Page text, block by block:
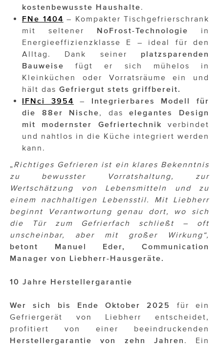
kostenbewusste Haushalte.
FNe 1404 – Kompakter Tischgefrierschrank
mit seltener NoFrost-Technologie
in
Energieeffizienzklasse E – ideal für den
Alltag. Dank seiner platzsparenden
Bauweise
fügt er sich mühelos in
Kleinküchen oder Vorratsräume ein und
hält das Gefriergut stets griffbereit.
IFNci 3954 – Integrierbares Modell für
die 88er Nische, daselegantes Design
mit modernster Gefriertechnik verbindet
und nahtlos in die Küche integriert werden
kann.
„ Richtiges Gefrieren ist ein klares Bekenntnis
zu bewusster Vorratshaltung, zur
Wertschätzung von Lebensmitteln und zu
einem nachhaltigen Lebensstil. Mit Liebherr
beginnt Verantwortung genau dort, wo sich
die Tür zum Gefrierfach schließt – oft
unscheinbar, aber mit großer Wirkung“,
betont Manuel Eder, Communication
Manager von Liebherr-Hausgeräte.
10 Jahre Herstellergarantie
Wer sich bis Ende Oktober 2025
für ein
Gefriergerät von Liebherr entscheidet,
profitiert von einer beeindruckenden
Herstellergarantie von zehn Jahren . Ein